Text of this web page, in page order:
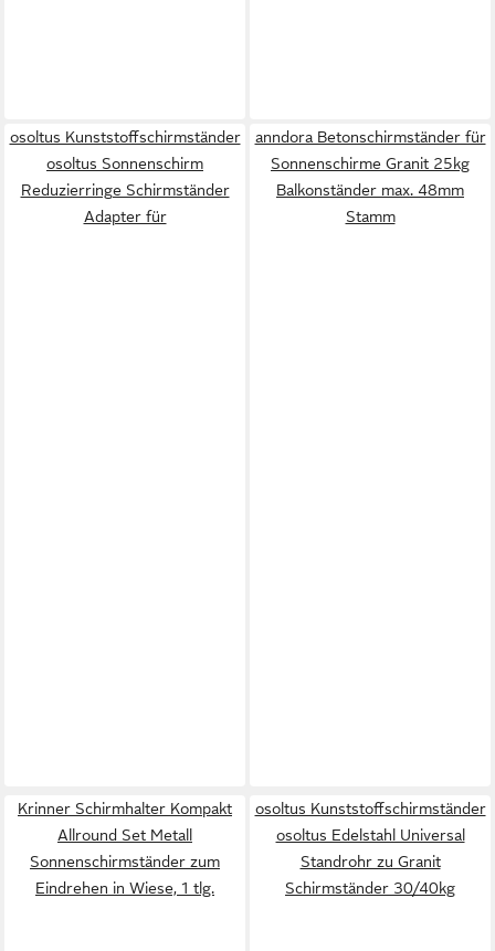
osoltus Kunststoffschirmständer
osoltus Sonnenschirm
Reduzierringe Schirmständer
Adapter für
anndora Betonschirmständer für
Sonnenschirme Granit 25kg
Balkonständer max. 48mm
Stamm
Krinner Schirmhalter Kompakt
Allround Set Metall
Sonnenschirmständer zum
Eindrehen in Wiese, 1 tlg.
osoltus Kunststoffschirmständer
osoltus Edelstahl Universal
Standrohr zu Granit
Schirmständer 30/40kg